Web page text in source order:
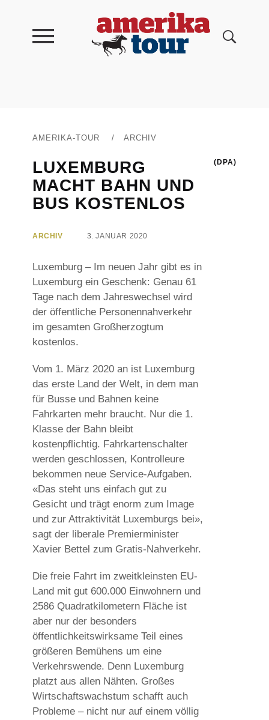
AMERIKA-TOUR / ARCHIV
LUXEMBURG
MACHT BAHN UND
BUS KOSTENLOS
(DPA)
ARCHIV 3. JANUAR 2020
Luxemburg – Im neuen Jahr gibt es in
Luxemburg ein Geschenk: Genau 61
Tage nach dem Jahreswechsel wird
der öffentliche Personennahverkehr
im gesamten Großherzogtum
kostenlos.
Vom 1. März 2020 an ist Luxemburg
das erste Land der Welt, in dem man
für Busse und Bahnen keine
Fahrkarten mehr braucht. Nur die 1.
Klasse der Bahn bleibt
kostenpflichtig. Fahrkartenschalter
werden geschlossen, Kontrolleure
bekommen neue Service-Aufgaben.
«Das steht uns einfach gut zu
Gesicht und trägt enorm zum Image
und zur Attraktivität Luxemburgs bei»,
sagt der liberale Premierminister
Xavier Bettel zum Gratis-Nahverkehr.
Die freie Fahrt im zweitkleinsten EU-
Land mit gut 600.000 Einwohnern und
2586 Quadratkilometern Fläche ist
aber nur der besonders
öffentlichkeitswirksame Teil eines
größeren Bemühens um eine
Verkehrswende. Denn Luxemburg
platzt aus allen Nähten. Großes
Wirtschaftswachstum schafft auch
Probleme – nicht nur auf einem völlig